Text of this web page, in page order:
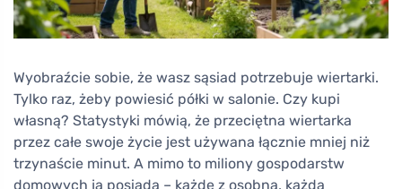
Wyobraźcie sobie, że wasz sąsiad potrzebuje wiertarki.
Tylko raz, żeby powiesić półki w salonie. Czy kupi
własną? Statystyki mówią, że przeciętna wiertarka
przez całe swoje życie jest używana łącznie mniej niż
trzynaście minut. A mimo to miliony gospodarstw
domowych ją posiada – każde z osobna, każda